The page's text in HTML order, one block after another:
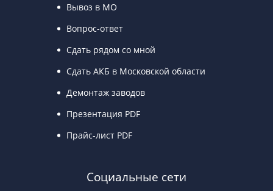
Вывоз в МО
Вопрос-ответ
Сдать рядом со мной
Сдать АКБ в Московской области
Демонтаж заводов
Презентация PDF
Прайс-лист PDF
Социальные сети